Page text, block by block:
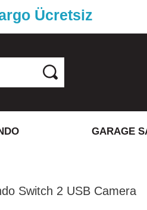
Ücretsiz
GARAGE
Switch 2 USB Camera